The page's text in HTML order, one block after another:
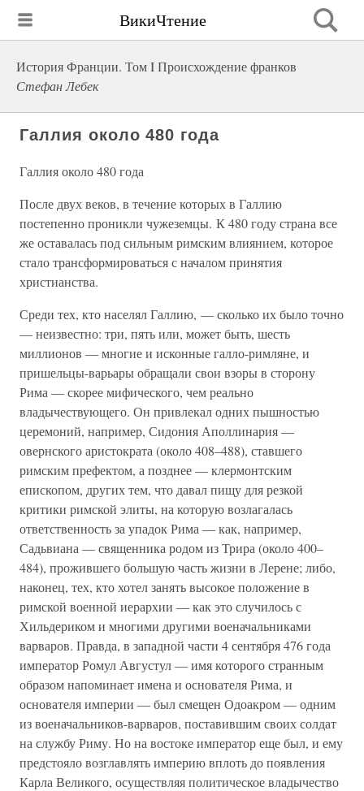
ВикиЧтение
История Франции. Том I Происхождение франков
Стефан Лебек
Галлия около 480 года
Галлия около 480 года
После двух веков, в течение которых в Галлию
постепенно проникли чужеземцы. К 480 году страна все
же оставалась под сильным римским влиянием, которое
стало трансформироваться с началом принятия
христианства.
Среди тех, кто населял Галлию, — сколько их было точно
— неизвестно: три, пять или, может быть, шесть
миллионов — многие и исконные галло-римляне, и
пришельцы-варьары обращали свои взоры в сторону
Рима — скорее мифического, чем реально
владычествующего. Он привлекал одних пышностью
церемоний, например, Сидония Аполлинария —
овернского аристократа (около 408–488), ставшего
римским префектом, а позднее — клермонтским
епископом, других тем, что давал пищу для резкой
критики римской элиты, на которую возлагалась
ответственность за упадок Рима — как, например,
Садьвиана — священника родом из Трира (около 400–
484), прожившего большую часть жизни в Лерене; либо,
наконец, тех, кто хотел занять высокое положение в
римской военной иерархии — как это случилось с
Хильдериком и многими другими военачальниками
варваров. Правда, в западной части 4 сентября 476 года
император Ромул Августул — имя которого странным
образом напоминает имена и основателя Рима, и
основателя империи — был смещен Одоакром — одним
из военачальников-варваров, поставившим своих солдат
на службу Риму. Но на востоке император еще был, и ему
предстояло возглавлять империю вплоть до появления
Карла Великого, осуществляя политическое владычество